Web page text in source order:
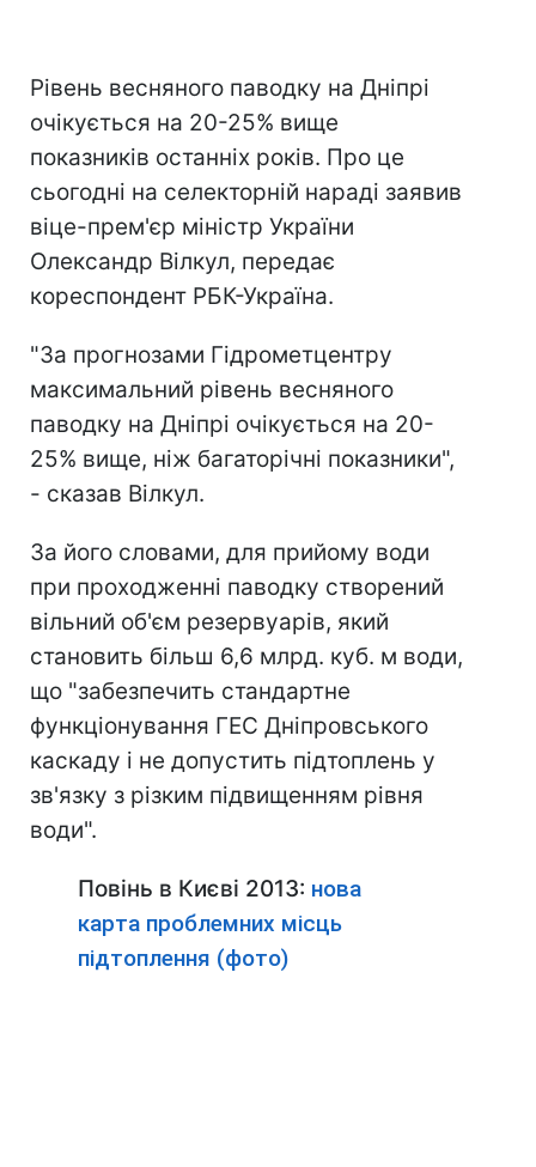
Рівень весняного паводку на Дніпрі
очікується на 20-25% вище
показників останніх років. Про це
сьогодні на селекторній нараді заявив
віце-прем'єр міністр України
Олександр Вілкул, передає
кореспондент РБК-Україна.
"За прогнозами Гідрометцентру
максимальний рівень весняного
паводку на Дніпрі очікується на 20-
25% вище, ніж багаторічні показники",
- сказав Вілкул.
За його словами, для прийому води
при проходженні паводку створений
вільний об'єм резервуарів, який
становить більш 6,6 млрд. куб. м води,
що "забезпечить стандартне
функціонування ГЕС Дніпровського
каскаду і не допустить підтоплень у
зв'язку з різким підвищенням рівня
води".
Повінь в Києві 2013: нова
карта проблемних місць
підтоплення (фото)